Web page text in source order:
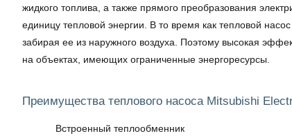
жидкого топлива, а также прямого преобразования
единицу тепловой энергии. В то время как тепловой
забирая ее из наружного воздуха. Поэтому высокая
на объектах, имеющих ограниченные энергоресурсы.
Преимущества теплового насоса Mitsubishi
Встроенный теплообменник